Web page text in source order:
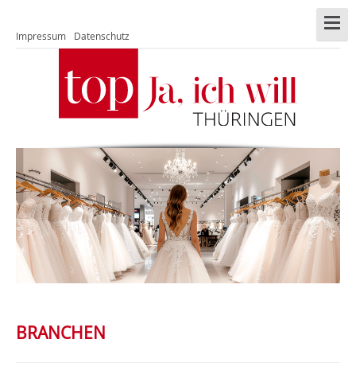
Impressum Datenschutz
BRANCHEN